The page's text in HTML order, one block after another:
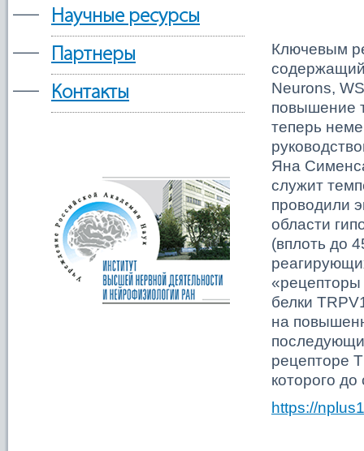
— Научные ресурсы
— Партнеры
— Контакты
Ключевым
содержащий
Neurons,
повышение
теперь
Яна
служит
проводили
области
(вплоть до
белки
на
рецепторе
которого
https://